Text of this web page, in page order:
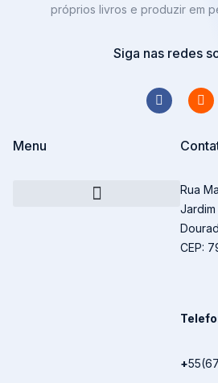
próprios livros e produzir em
Siga nas redes
Menu
Rua
Jardim
CEP:
+